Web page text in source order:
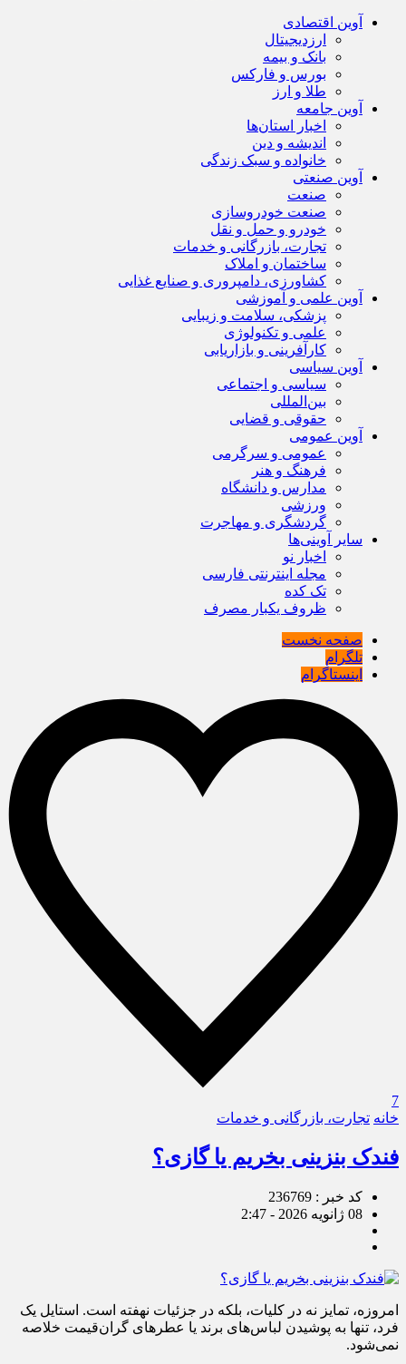
آوین اقتصادی
ارزدیجیتال
بانک و بیمه
بورس و فارکس
طلا و ارز
آوین جامعه
اخبار استان‌ها
اندیشه و دین
خانواده و سبک زندگی
آوین صنعتی
صنعت
صنعت خودروسازی
خودرو و حمل و نقل
تجارت، بازرگانی و خدمات
ساختمان و املاک
کشاورزی، دامپروری و صنایع غذایی
آوین علمی و آموزشی
پزشکی، سلامت و زیبایی
علمی و تکنولوژی
کارآفرینی و بازاریابی
آوین سیاسی
سیاسی و اجتماعی
بین‌المللی
حقوقی و قضایی
آوین عمومی
عمومی و سرگرمی
فرهنگ و هنر
مدارس و دانشگاه
ورزشی
گردشگری و مهاجرت
سایر آوینی‌ها
اخبار نو
مجله اینترنتی فارسی
تک کده
ظروف یکبار مصرف
صفحه نخست
تلگرام
اینستاگرام
7
خانه تجارت، بازرگانی و خدمات
فندک بنزینی بخریم یا گازی؟
کد خبر : 236769
08 ژانویه 2026 - 2:47
امروزه، تمایز نه در کلیات، بلکه در جزئیات نهفته است. استایل یک
فرد، تنها به پوشیدن لباس‌های برند یا عطرهای گران‌قیمت خلاصه
نمی‌شود.